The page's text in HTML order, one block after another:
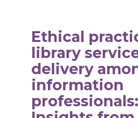
Ethical
library
delivery
information
professionals: